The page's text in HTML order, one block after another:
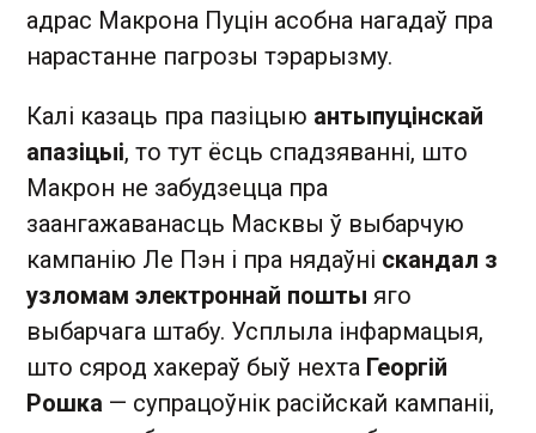
адрас Макрона Пуцін асобна нагадаў пра
нарастанне пагрозы тэрарызму.
Калі казаць пра пазіцыю антыпуцінскай
апазіцыі, то тут ёсць спадзяванні, што
Макрон не забудзецца пра
заангажаванасць Масквы ў выбарчую
кампанію Ле Пэн і пра нядаўні скандал з
узломам электроннай пошты яго
выбарчага штабу. Усплыла інфармацыя,
што сярод хакераў быў нехта Георгій
Рошка — супрацоўнік расійскай кампаніі,